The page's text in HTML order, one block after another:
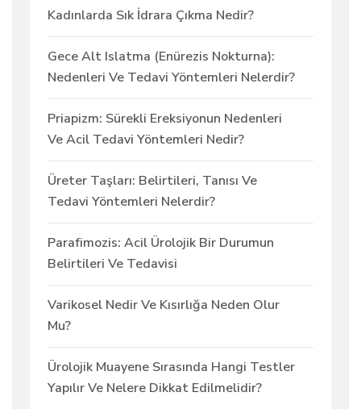
Kadınlarda Sık İdrara Çıkma Nedir?
Gece Alt Islatma (Enürezis Nokturna):
Nedenleri Ve Tedavi Yöntemleri Nelerdir?
Priapizm: Sürekli Ereksiyonun Nedenleri
Ve Acil Tedavi Yöntemleri Nedir?
Üreter Taşları: Belirtileri, Tanısı Ve
Tedavi Yöntemleri Nelerdir?
Parafimozis: Acil Ürolojik Bir Durumun
Belirtileri Ve Tedavisi
Varikosel Nedir Ve Kısırlığa Neden Olur
Mu?
Ürolojik Muayene Sırasında Hangi Testler
Yapılır Ve Nelere Dikkat Edilmelidir?